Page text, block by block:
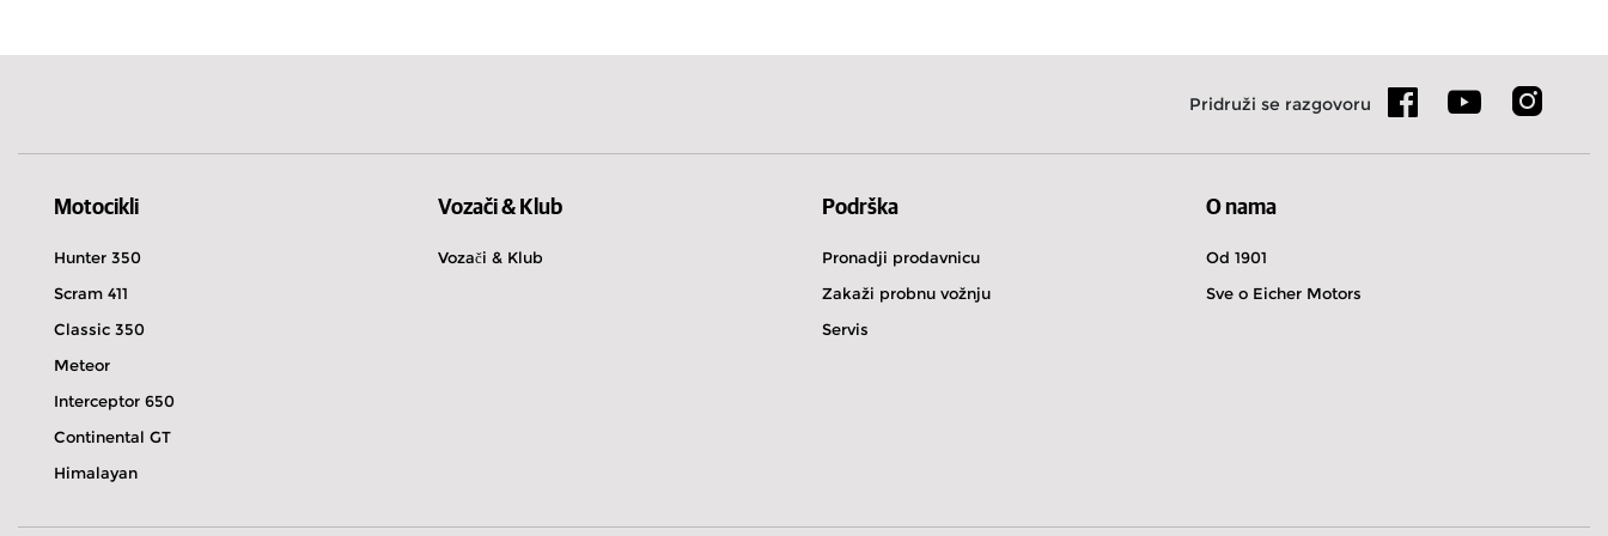
Pridruži se razgovoru
Motocikli
Hunter 350
Scram 411
Classic 350
Meteor
Interceptor 650
Continental GT
Himalayan
Vozači & Klub
Vozači & Klub
Podrška
Pronadji prodavnicu
Zakaži probnu vožnju
Servis
O nama
Od 1901
Sve o Eicher Motors